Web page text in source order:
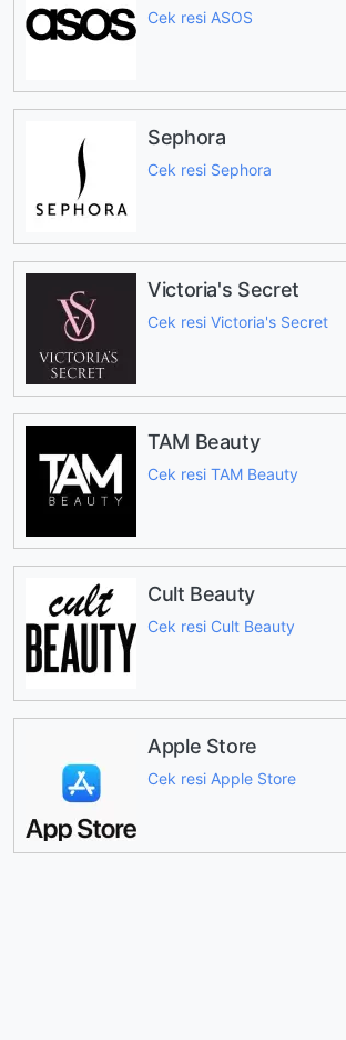
Cek resi ASOS
Sephora
Cek resi Sephora
Victoria's Secret
Cek resi Victoria's Secret
TAM Beauty
Cek resi TAM Beauty
Cult Beauty
Cek resi Cult Beauty
Apple Store
Cek resi Apple Store